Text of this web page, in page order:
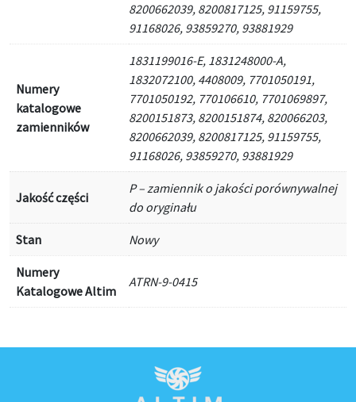
8200662039, 8200817125, 91159755,
91168026, 93859270, 93881929
Numery
katalogowe
zamienników
1831199016-E, 1831248000-A,
1832072100, 4408009, 7701050191,
7701050192, 770106610, 7701069897,
8200151873, 8200151874, 820066203,
8200662039, 8200817125, 91159755,
91168026, 93859270, 93881929
Jakość części
P – zamiennik o jakości porównywalnej
do oryginału
Stan Nowy
Numery
Katalogowe Altim
ATRN-9-0415